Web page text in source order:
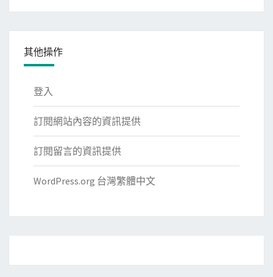
其他操作
登入
訂閱網站內容的資訊提供
訂閱留言的資訊提供
WordPress.org 台灣繁體中文